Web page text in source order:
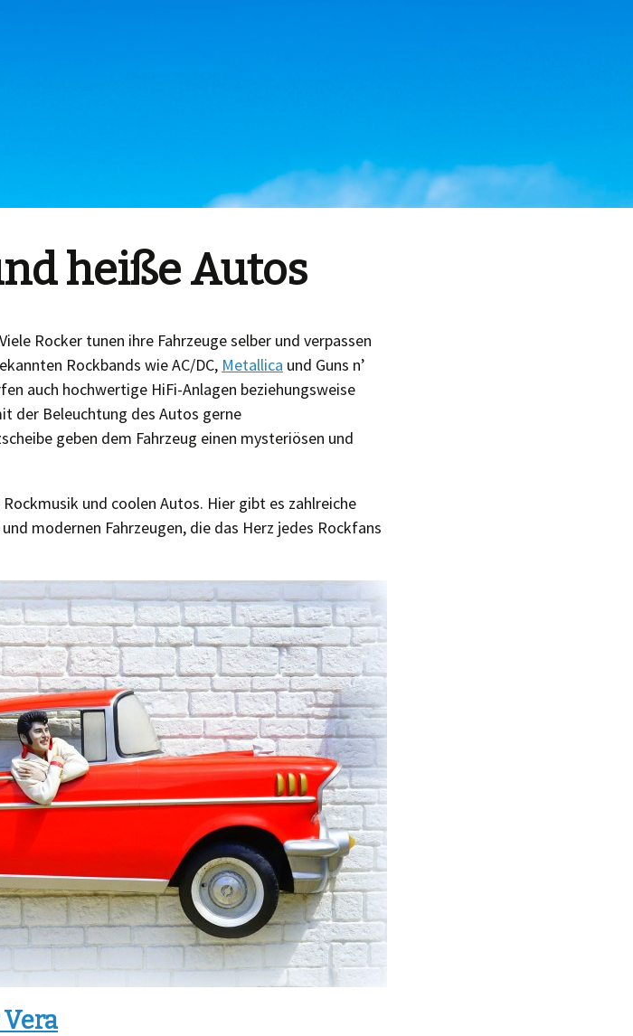
heiße Autos
Rocker tunen ihre Fahrzeuge selber und verpassen
Rockbands wie AC/DC, Metallica und Guns n’
auch hochwertige HiFi-Anlagen beziehungsweise
der Beleuchtung des Autos gerne
geben dem Fahrzeug einen mysteriösen und
und coolen Autos. Hier gibt es zahlreiche
modernen Fahrzeugen, die das Herz jedes Rockfans